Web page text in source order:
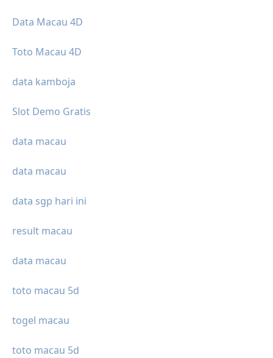
Data Macau 4D
Toto Macau 4D
data kamboja
Slot Demo Gratis
data macau
data macau
data sgp hari ini
result macau
data macau
toto macau 5d
togel macau
toto macau 5d